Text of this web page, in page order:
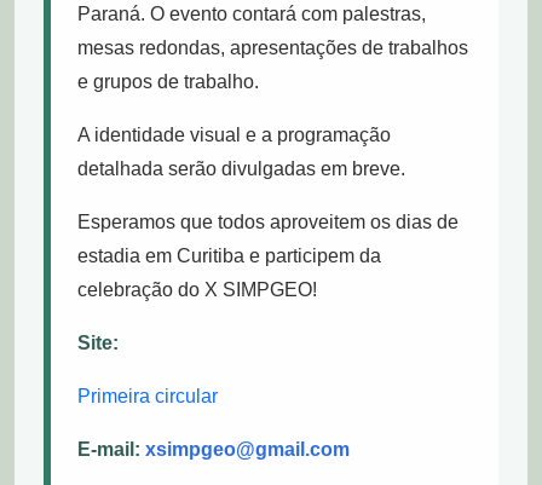
Paraná. O evento contará com palestras,
mesas redondas, apresentações de trabalhos
e grupos de trabalho.
A identidade visual e a programação
detalhada serão divulgadas em breve.
Esperamos que todos aproveitem os dias de
estadia em Curitiba e participem da
celebração do X SIMPGEO!
Site:
Primeira circular
E-mail: xsimpgeo@gmail.com